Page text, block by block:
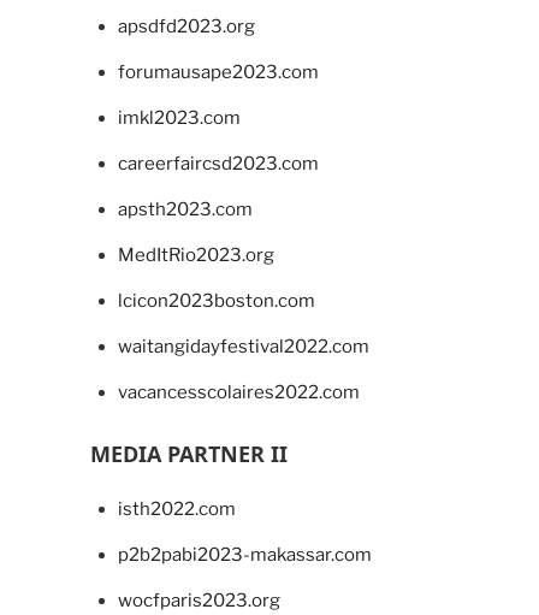
apsdfd2023.org
forumausape2023.com
imkl2023.com
careerfaircsd2023.com
apsth2023.com
MedItRio2023.org
lcicon2023boston.com
waitangidayfestival2022.com
vacancesscolaires2022.com
MEDIA PARTNER II
isth2022.com
p2b2pabi2023-makassar.com
wocfparis2023.org